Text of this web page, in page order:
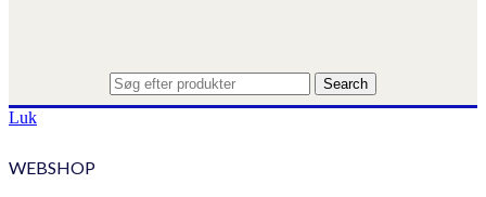
Search
Luk
WEBSHOP